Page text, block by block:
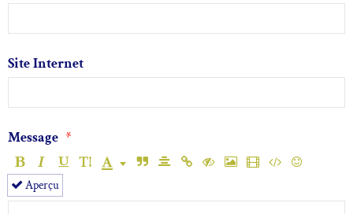
Site Internet
Message
Aperçu